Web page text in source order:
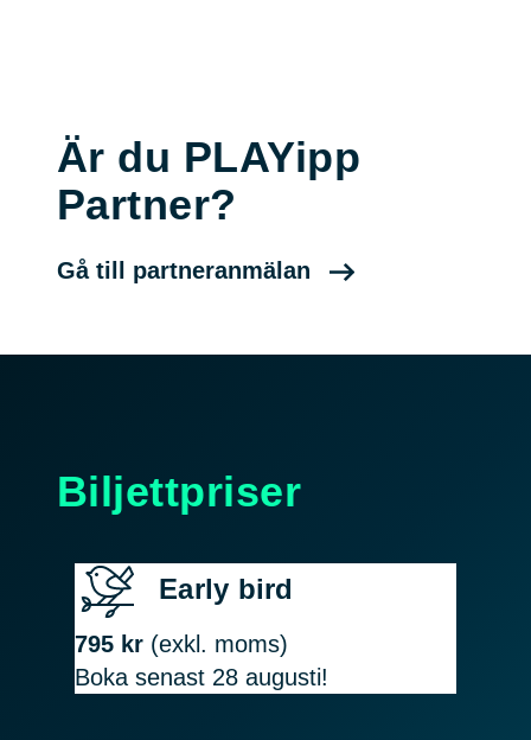
Är du PLAYipp
Partner?
Gå till partneranmälan
Biljettpriser
Early bird
795 kr (exkl. moms)
Boka senast 28 augusti!